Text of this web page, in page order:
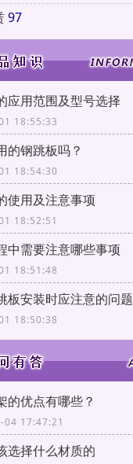
97
应用范围及型号选择
18:55:33
的钢跳板吗？
18:54:30
使用及注意事项
18:52:51
中需要注意哪些事项
18:51:48
板安装时应注意的问题
18:50:38
的优点有哪些？
17:47:21
选择什么材质的